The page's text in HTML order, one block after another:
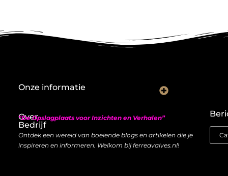
Over
Bedrijf
“De Opslagplaats voor Inzichten en Verhalen”
Ontdek een wereld van boeiende blogs en artikelen die je
inspireren en informeren. Welkom bij ferreavalves.nl!
Onze informatie